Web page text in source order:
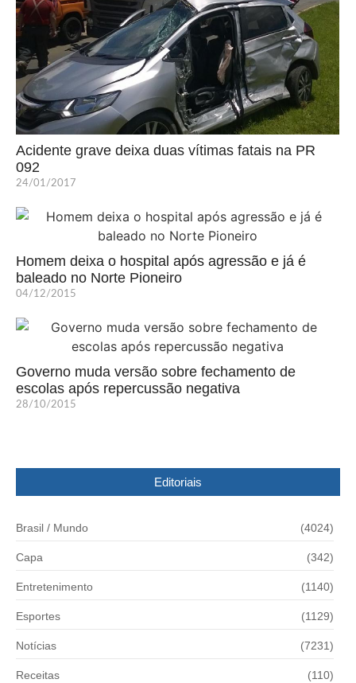
Acidente grave deixa duas vítimas fatais na PR
092
24/01/2017
Homem deixa o hospital após agressão e já é
baleado no Norte Pioneiro
04/12/2015
Governo muda versão sobre fechamento de
escolas após repercussão negativa
28/10/2015
Editoriais
Brasil / Mundo (4024)
Capa (342)
Entretenimento (1140)
Esportes (1129)
Notícias (7231)
Receitas (110)